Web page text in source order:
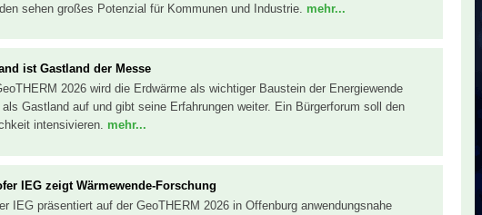
sehen großes Potenzial für Kommunen und Industrie. mehr...
ist Gastland der Messe
2026 wird die Erdwärme als wichtiger Baustein der Energiewende
Gastland auf und gibt seine Erfahrungen weiter. Ein Bürgerforum soll den
intensivieren. mehr...
IEG zeigt Wärmewende-Forschung
IEG präsentiert auf der GeoTHERM 2026 in Offenburg anwendungsnahe